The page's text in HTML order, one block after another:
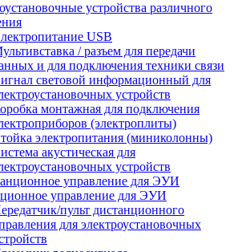
устройства различного
USB
/ разъем для передачи
и для подключения техники связи
световой информационный для
устройств
монтажная для подключения
(электроплиты)
электропитания (миниколонны)
акустическая для
устройств
управление для ЭУИ
пульт дистанционного
для электроустановочных